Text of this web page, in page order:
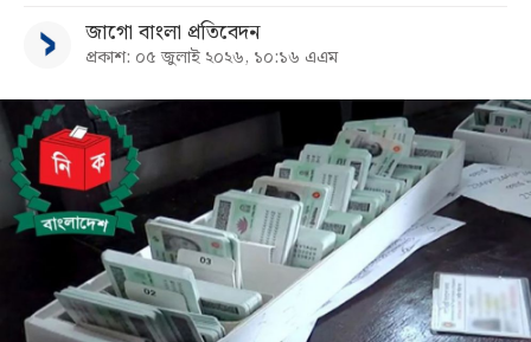
বিভাগ
আর্কাইভ
কনভার্টার
জাগো বাংলা প্রতিবেদন
প্রকাশ: ০৫ জুলাই ২০২৬, ১০:১৬ এএম